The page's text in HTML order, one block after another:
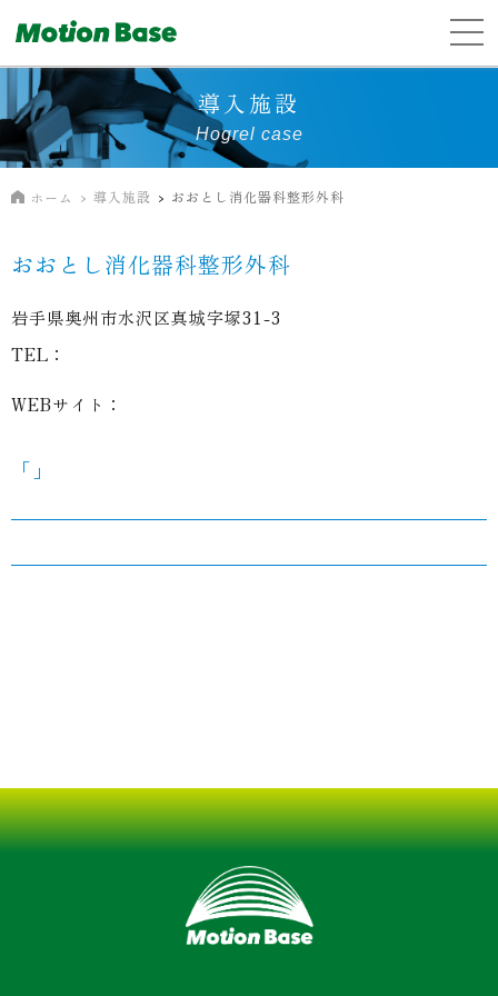
導入施設
Hogrel case
ホーム 導入施設 おおとし消化器科整形外科
おおとし消化器科整形外科
岩手県奥州市水沢区真城字塚31-3
TEL：
WEBサイト：
「」